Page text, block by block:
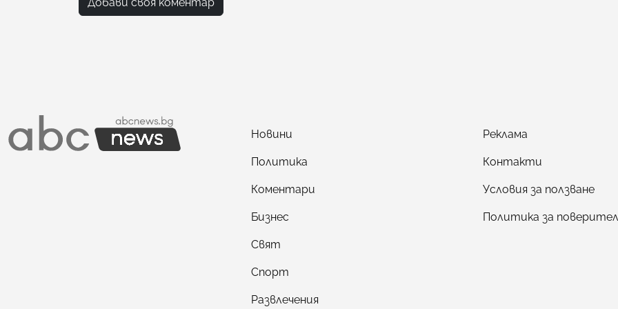
Добави своя коментар
Новини
Политика
Коментари
Бизнес
Свят
Спорт
Развлечения
Реклама
Контакти
Условия за ползване
Политика за